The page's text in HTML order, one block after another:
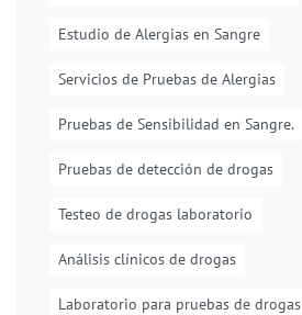
Estudio de Alergias en Sangre
Servicios de Pruebas de Alergias
Pruebas de Sensibilidad en Sangre.
Pruebas de detección de drogas
Testeo de drogas laboratorio
Análisis clínicos de drogas
Laboratorio para pruebas de drogas